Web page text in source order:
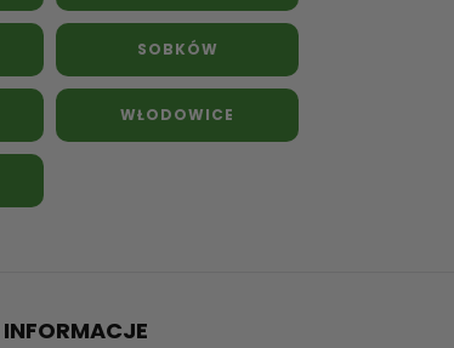
SOBKÓW
WŁODOWICE
INFORMACJE